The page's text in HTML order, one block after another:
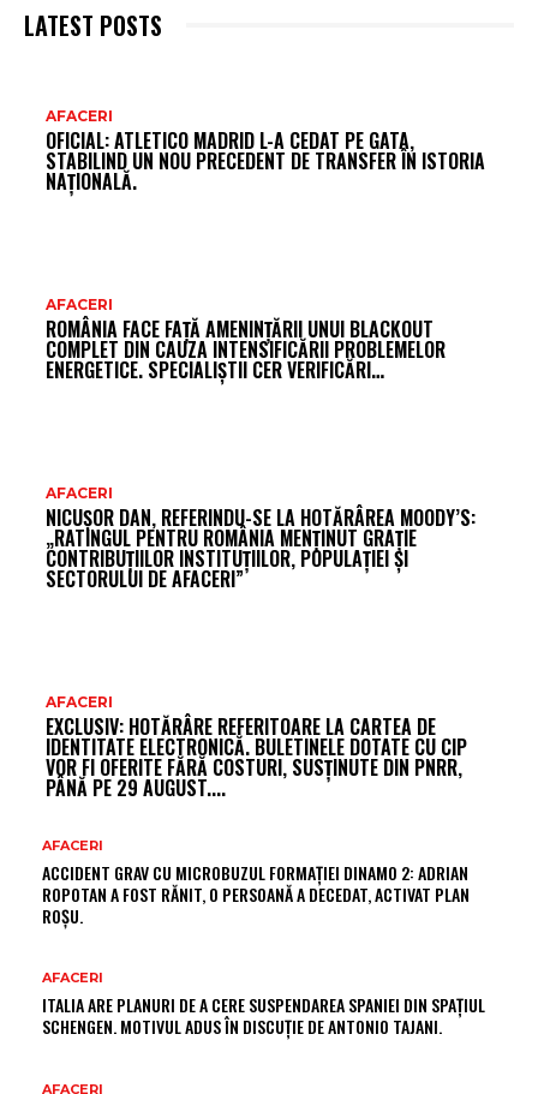
LATEST POSTS
AFACERI
OFICIAL: ATLETICO MADRID L-A CEDAT PE GATA,
STABILIND UN NOU PRECEDENT DE TRANSFER ÎN ISTORIA
NAȚIONALĂ.
AFACERI
ROMÂNIA FACE FAȚĂ AMENINȚĂRII UNUI BLACKOUT
COMPLET DIN CAUZA INTENSIFICĂRII PROBLEMELOR
ENERGETICE. SPECIALIȘTII CER VERIFICĂRI…
AFACERI
NICUȘOR DAN, REFERINDU-SE LA HOTĂRÂREA MOODY’S:
„RATINGUL PENTRU ROMÂNIA MENȚINUT GRAȚIE
CONTRIBUȚIILOR INSTITUȚIILOR, POPULAȚIEI ȘI
SECTORULUI DE AFACERI”
AFACERI
EXCLUSIV: HOTĂRÂRE REFERITOARE LA CARTEA DE
IDENTITATE ELECTRONICĂ. BULETINELE DOTATE CU CIP
VOR FI OFERITE FĂRĂ COSTURI, SUSȚINUTE DIN PNRR,
PÂNĂ PE 29 AUGUST....
AFACERI
ACCIDENT GRAV CU MICROBUZUL FORMAȚIEI DINAMO 2: ADRIAN
ROPOTAN A FOST RĂNIT, O PERSOANĂ A DECEDAT, ACTIVAT PLAN
ROȘU.
AFACERI
ITALIA ARE PLANURI DE A CERE SUSPENDAREA SPANIEI DIN SPAȚIUL
SCHENGEN. MOTIVUL ADUS ÎN DISCUȚIE DE ANTONIO TAJANI.
AFACERI